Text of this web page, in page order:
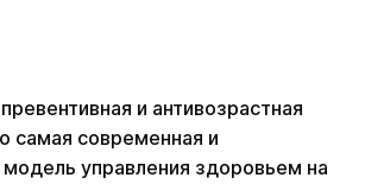
и антивозрастная
самая современная и
модель управления здоровьем на